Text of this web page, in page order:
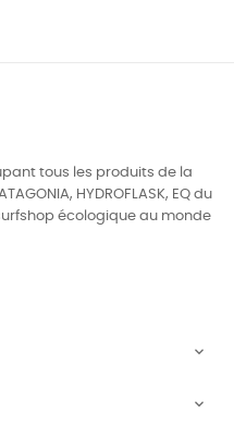
tous les produits de la
HYDROFLASK, EQ du
écologique au monde

